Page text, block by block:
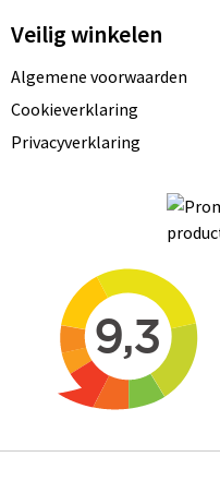
Veilig winkelen
Algemene voorwaarden
Cookieverklaring
Privacyverklaring